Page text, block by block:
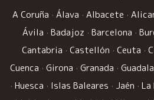
A Coruña · Álava · Albacete ·
Ávila · Badajoz · Barcelona ·
Cantabria · Castellón · Ceuta ·
Cuenca · Girona · Granada ·
· Huesca · Islas Baleares · Jaén · La